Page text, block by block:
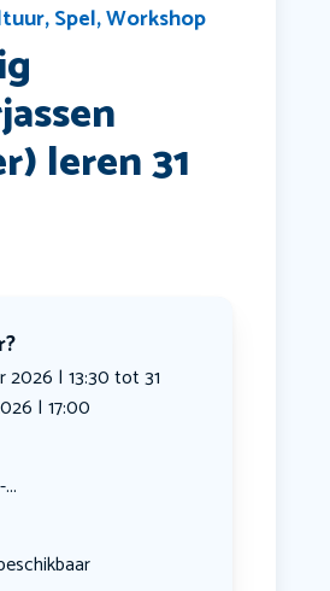
,Spel,Workshop
leren 31
2026 | 13:30 tot 31
| 17:00